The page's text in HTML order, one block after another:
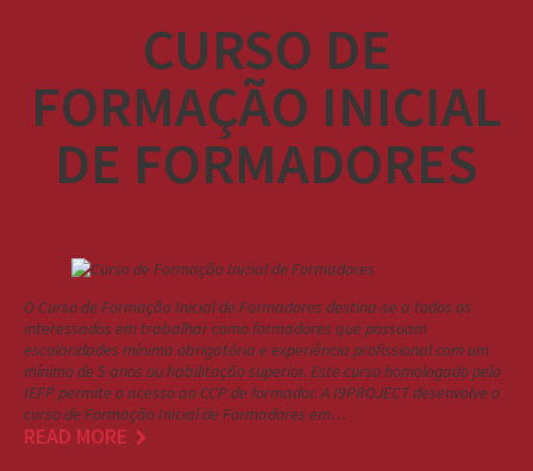
CURSO DE
FORMAÇÃO INICIAL
DE FORMADORES
O Curso de Formação Inicial de Formadores destina-se a todos os
interessados em trabalhar como formadores que possuam
escolaridades mínima obrigatória e experiência profissional com um
mínimo de 5 anos ou habilitação superior. Este curso homologado pelo
IEFP permite o acesso ao CCP de formador. A I9PROJECT desenvolve o
curso de Formação Inicial de Formadores em…
READ MORE